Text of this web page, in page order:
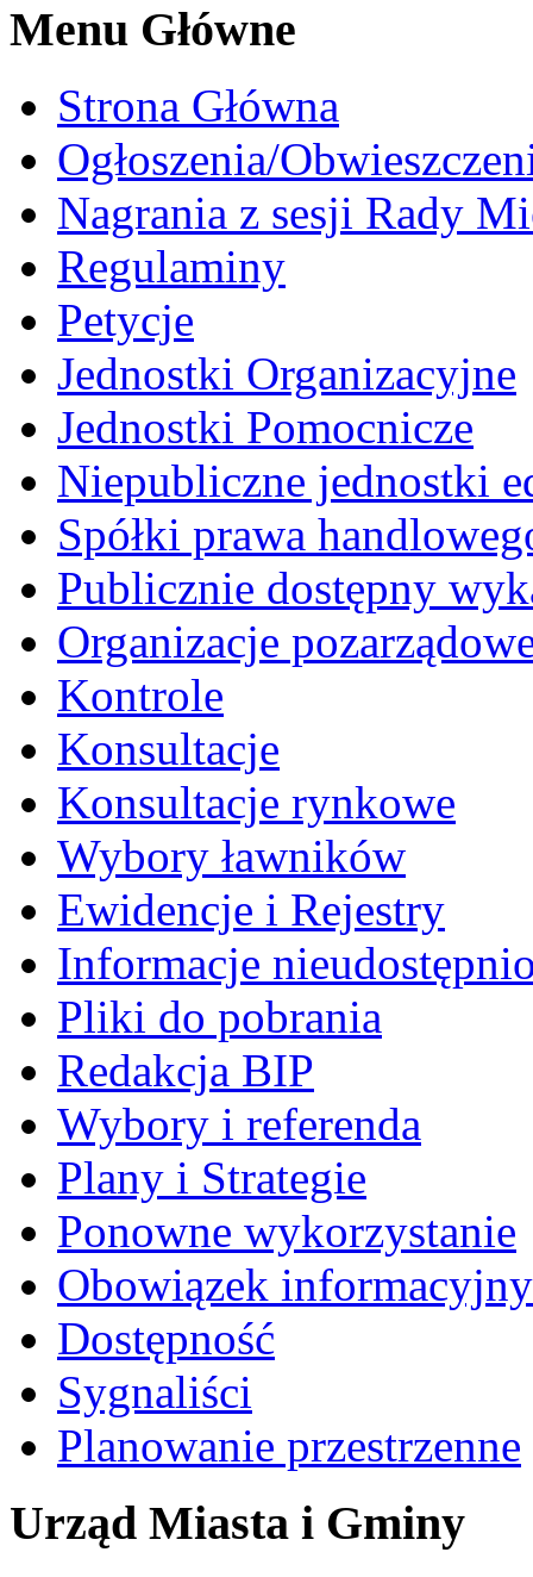
Menu Główne
Strona Główna
Ogłoszenia/
Nagrania z sesji Rady
Regulaminy
Petycje
Jednostki Organizacyjne
Jednostki Pomocnicze
Niepubliczne jednostki
Spółki prawa
Publicznie dostępny
Organizacje
Kontrole
Konsultacje
Konsultacje rynkowe
Wybory ławników
Ewidencje i Rejestry
Informacje
Pliki do pobrania
Redakcja BIP
Wybory i referenda
Plany i Strategie
Ponowne wykorzystanie
Obowiązek informacyjny
Dostępność
Sygnaliści
Planowanie przestrzenne
Urząd Miasta i Gminy